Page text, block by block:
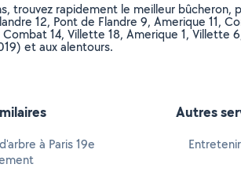
trouvez rapidement le meilleur
12, Pont de Flandre 9, Amerique 11,
14, Villette 18, Amerique 1,
et aux alentours.
à Paris 19e
Autres